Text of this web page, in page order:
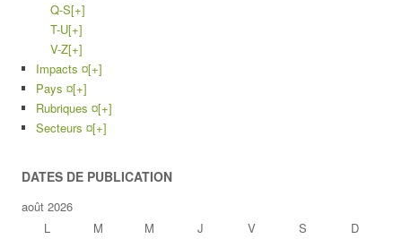
Q-S[+]
T-U[+]
V-Z[+]
Impacts ¤[+]
Pays ¤[+]
Rubriques ¤[+]
Secteurs ¤[+]
DATES DE PUBLICATION
août 2026
L
M M J V S D